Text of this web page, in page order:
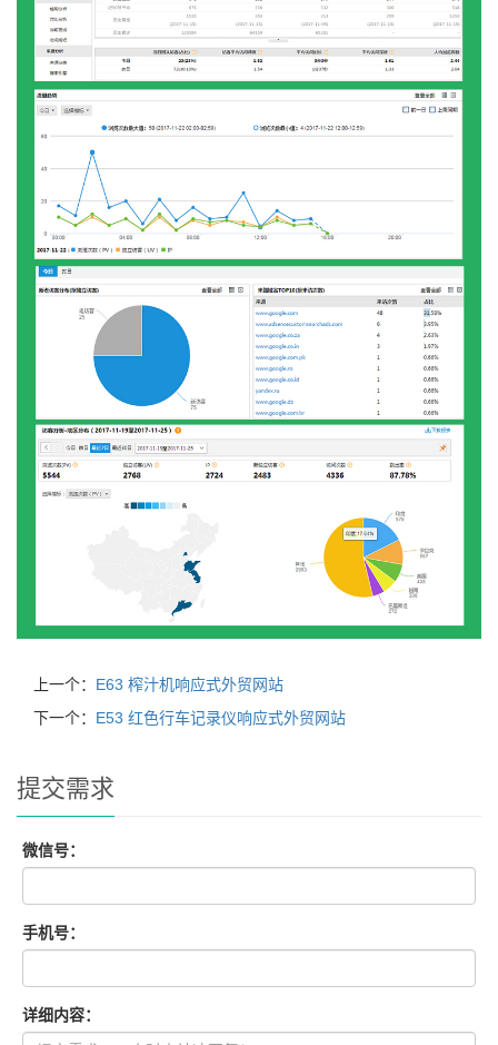
上一个： E63 榨汁机响应式外贸网站
下一个： E53 红色行车记录仪响应式外贸网站
提交需求
微信号：
手机号：
详细内容：